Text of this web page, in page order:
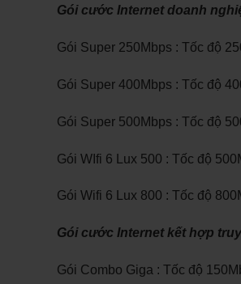
Gói cước Internet doanh
Gói Super 250Mbps : Tốc độ
Gói Super 400Mbps : Tốc độ
Gói Super 500Mbps : Tốc độ
Gói WIfi 6 Lux 500 : Tốc độ
Gói Wifi 6 Lux 800 : Tốc độ
Gói cước Internet kết hợp
Gói Combo Giga : Tốc độ